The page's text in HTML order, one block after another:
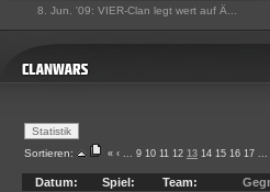
8. Jun. '09: VIER-Clan legt wert auf Ä...
Sortieren: « ‹ ... 9 10 11 12 13 14 15 16 17 ...
Datum: Spiel: Team: